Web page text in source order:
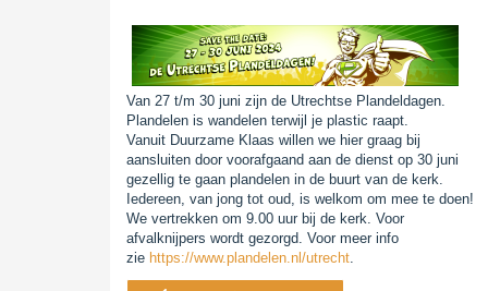
Van 27 t/m 30 juni zijn de Utrechtse Plandeldagen.
Plandelen is wandelen terwijl je plastic raapt.
Vanuit Duurzame Klaas willen we hier graag bij
aansluiten door voorafgaand aan de dienst op 30 juni
gezellig te gaan plandelen in de buurt van de kerk.
Iedereen, van jong tot oud, is welkom om mee te doen!
We vertrekken om 9.00 uur bij de kerk. Voor
afvalknijpers wordt gezorgd. Voor meer info
zie https://www.plandelen.nl/utrecht.